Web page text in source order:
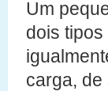
Um
dois
carga,